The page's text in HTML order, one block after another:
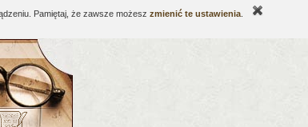
Pamiętaj, że zawsze możesz zmienić te ustawienia